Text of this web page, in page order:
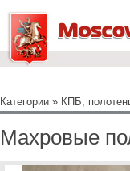
Категории » КПБ,
Махровые